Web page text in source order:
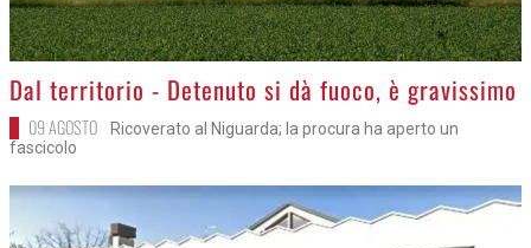
>
Dal territorio - Detenuto si dà fuoco, è gravissimo
09 AGOSTO
Ricoverato al Niguarda; la procura ha aperto un
fascicolo